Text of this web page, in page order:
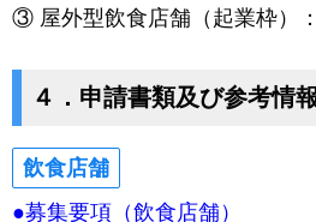
③ 屋外型飲食店舗（起業枠）
４．申請書類及び参考情
飲食店舗
●募集要項（飲食店舗）